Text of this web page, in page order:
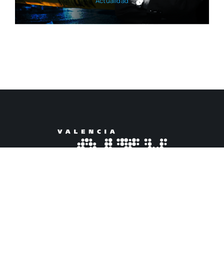
© 2017 — 2026Publi­ca­cio­nes M&D
con la cola­bo­ra­ción de
Elca Con­te­ni­dos| Todos los dere­chos reser­va­dos | Powe­